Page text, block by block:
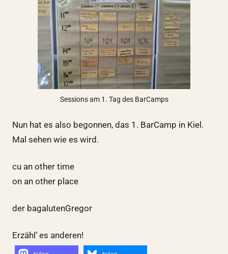
Sessions am 1. Tag des BarCamps
Nun hat es also begonnen, das 1. BarCamp in Kiel.
Mal sehen wie es wird.
cu an other time
on an other place
der bagalutenGregor
Erzähl‘ es anderen!